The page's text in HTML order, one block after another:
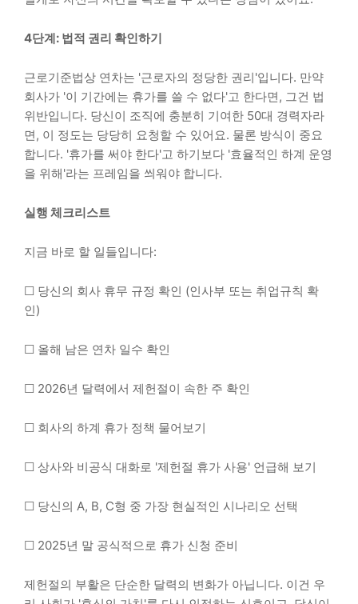
4단계: 법적 권리 확인하기
근로기준법상 연차는 '근로자의 정당한 권리'입니다. 만약
회사가 '이 기간에는 휴가를 쓸 수 없다'고 한다면, 그건 법
위반입니다. 당신이 조직에 충분히 기여한 50대 경력자라
면, 이 정도는 당당히 요청할 수 있어요. 물론 방식이 중요
합니다. '휴가를 써야 한다'고 하기보다 '효율적인 하계 운영
을 위해'라는 프레임을 씌워야 합니다.
실행 체크리스트
지금 바로 할 일들입니다:
☐ 당신의 회사 휴무 규정 확인 (인사부 또는 취업규칙 확
인)
☐ 올해 남은 연차 일수 확인
☐ 2026년 달력에서 제헌절이 속한 주 확인
☐ 회사의 하계 휴가 정책 물어보기
☐ 상사와 비공식 대화로 '제헌절 휴가 사용' 언급해 보기
☐ 당신의 A, B, C형 중 가장 현실적인 시나리오 선택
☐ 2025년 말 공식적으로 휴가 신청 준비
제헌절의 부활은 단순한 달력의 변화가 아닙니다. 이건 우